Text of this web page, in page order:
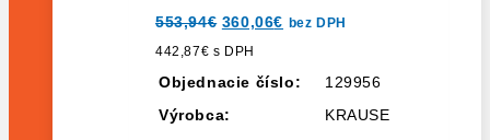
553,94€ Pôvodná
cena
bola:
360,06€ Aktuálna
cena
bez DPH
442,87€ s DPH
Objednacie číslo:
129956
Výrobca:
KRAUSE